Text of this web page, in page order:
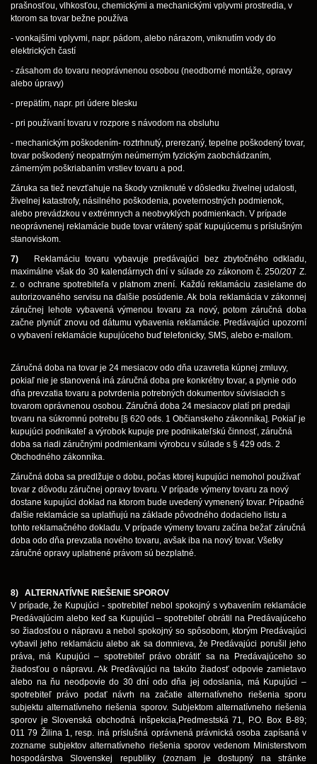
prašnosťou, vlhkosťou, chemickými a mechanickými vplyvmi prostredia, v
ktorom sa tovar bežne používa
- vonkajšími vplyvmi, napr. pádom, alebo nárazom, vniknutím vody do
elektrických častí
- zásahom do tovaru neoprávnenou osobou (neodborné montáže, opravy
alebo úpravy)
- prepätím, napr. pri údere blesku
- pri používaní tovaru v rozpore s návodom na obsluhu
- mechanickým poškodením- roztrhnutý, prerezaný, tepelne poškodený tovar,
tovar poškodený neopatrným neúmerným fyzickým zaobchádzaním,
zámerným poškriabaním vrstiev tovaru a pod.
Záruka sa tiež nevzťahuje na škody vzniknuté v dôsledku živelnej udalosti,
živelnej katastrofy, násilného poškodenia, poveternostných podmienok,
alebo prevádzkou v extrémnych a neobvyklých podmienkach. V prípade
neoprávnenej reklamácie bude tovar vrátený späť kupujúcemu s príslušným
stanoviskom.
7)
Reklamáciu tovaru vybavuje predávajúci bez zbytočného odkladu,
maximálne však do 30 kalendárnych dní v súlade zo zákonom č. 250/207 Z.
z. o ochrane spotrebiteľa v platnom znení. Každú reklamáciu zasielame do
autorizovaného servisu na ďalšie posúdenie. Ak bola reklamácia v zákonnej
záručnej lehote vybavená výmenou tovaru za nový, potom záručná doba
začne plynúť znovu od dátumu vybavenia reklamácie. Predávajúci upozorní
o vybavení reklamácie kupujúceho buď telefonicky, SMS, alebo e-mailom.
Záručná doba na tovar je 24 mesiacov odo dňa uzavretia kúpnej zmluvy,
pokiaľ nie je stanovená iná záručná doba pre konkrétny tovar, a plynie odo
dňa prevzatia tovaru a potvrdenia potrebných dokumentov súvisiacich s
tovarom oprávnenou osobou. Záručná doba 24 mesiacov platí pri predaji
tovaru na súkromnú potrebu [§ 620 ods. 1 Občianskeho zákonníka]. Pokiaľ je
kupujúci podnikateľ a výrobok kupuje pre podnikateľskú činnosť, záručná
doba sa riadi záručnými podmienkami výrobcu v súlade s § 429 ods. 2
Obchodného zákonníka.
Záručná doba sa predlžuje o dobu, počas ktorej kupujúci nemohol používať
tovar z dôvodu záručnej opravy tovaru. V prípade výmeny tovaru za nový
dostane kupujúci doklad na ktorom bude uvedený vymenený tovar. Prípadné
ďalšie reklamácie sa uplatňujú na základe pôvodného dodacieho listu a
tohto reklamačného dokladu. V prípade výmeny tovaru začína bežať záručná
doba odo dňa prevzatia nového tovaru, avšak iba na nový tovar. Všetky
záručné opravy uplatnené právom sú bezplatné.
8) ALTERNATÍVNE RIEŠENIE SPOROV
V prípade, že Kupujúci - spotrebiteľ nebol spokojný s vybavením reklamácie
Predávajúcim alebo keď sa Kupujúci – spotrebiteľ obrátil na Predávajúceho
so žiadosťou o nápravu a nebol spokojný so spôsobom, ktorým Predávajúci
vybavil jeho reklamáciu alebo ak sa domnieva, že Predávajúci porušil jeho
práva, má Kupujúci – spotrebiteľ právo obrátiť sa na Predávajúceho so
žiadosťou o nápravu. Ak Predávajúci na takúto žiadosť odpovie zamietavo
alebo na ňu neodpovie do 30 dní odo dňa jej odoslania, má Kupujúci –
spotrebiteľ právo podať návrh na začatie alternatívneho riešenia sporu
subjektu alternatívneho riešenia sporov. Subjektom alternatívneho riešenia
sporov je Slovenská obchodná inšpekcia,Predmestská 71, P.O. Box B-89;
011 79 Žilina 1, resp. iná príslušná oprávnená právnická osoba zapísaná v
zozname subjektov alternatívneho riešenia sporov vedenom Ministerstvom
hospodárstva Slovenskej republiky (zoznam je dostupný na stránke